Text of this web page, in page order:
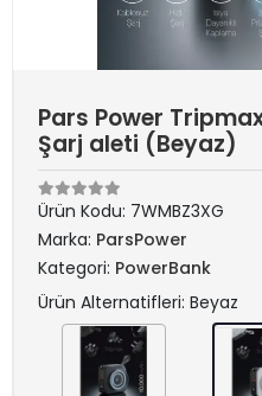
Pars Power
Şarj aleti (Beyaz)
Ürün Kodu: 7WMBZ3XG
Marka: ParsPower
Kategori: PowerBank
Ürün Alternatifleri: Beyaz